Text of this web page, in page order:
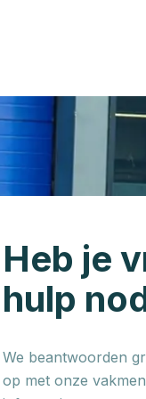
Heb je
hulp
We beantwoorden
op met onze